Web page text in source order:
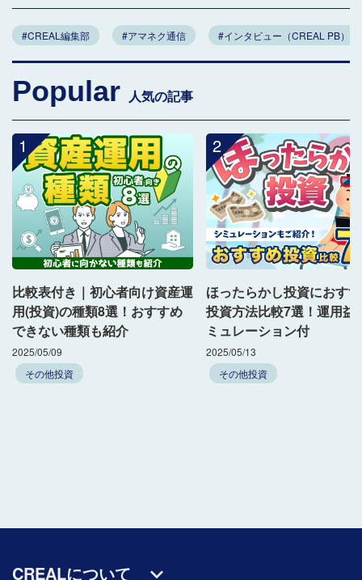
#CREAL編集部 #アマネク通信 #インタビュー（CREAL PB）
Popular 人気の記事
1
比較表付き｜初心者向け資産運
用(投資)の種類8選！おすすめ
できない種類も紹介
2025/05/09
その他投資
2
ほったらかし投資におす
投資方法比較7選！運用益
ミュレーション付
2025/05/13
その他投資
CREALについて